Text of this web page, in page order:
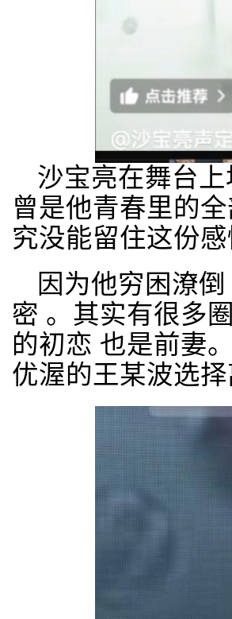
沙宝亮在舞台
曾是他青春里的
究没能留住这份感
因为他穷困潦
密 。其实有很多
的初恋 也是前妻
优渥的王某波选择